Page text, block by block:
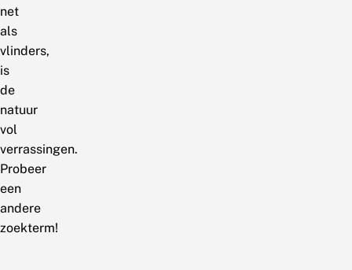
net
als
vlinders,
is
de
natuur
vol
verrassingen.
Probeer
een
andere
zoekterm!